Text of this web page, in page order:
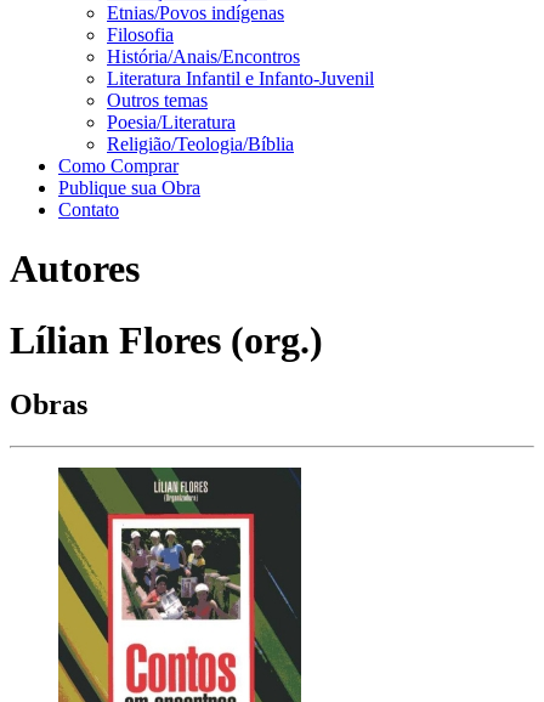
Etnias/Povos indígenas
Filosofia
História/Anais/Encontros
Literatura Infantil e Infanto-Juvenil
Outros temas
Poesia/Literatura
Religião/Teologia/Bíblia
Como Comprar
Publique sua Obra
Contato
Autores
Lílian Flores (org.)
Obras